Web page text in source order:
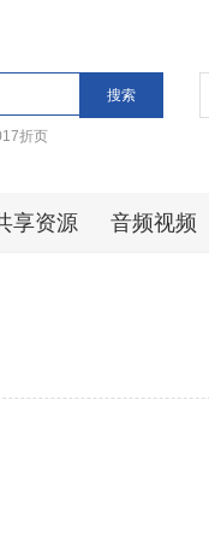
折页
享资源 音频视频